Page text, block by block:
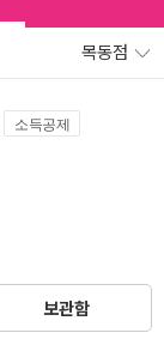
목동점
소득공제
보관함